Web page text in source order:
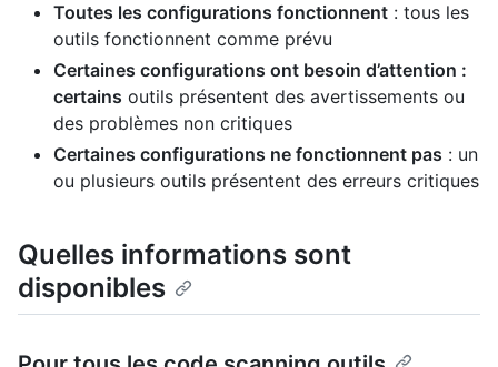
Toutes les configurations fonctionnent : tous les
outils fonctionnent comme prévu
Certaines configurations ont besoin d’attention :
certains outils présentent des avertissements ou
des problèmes non critiques
Certaines configurations ne fonctionnent pas : un
ou plusieurs outils présentent des erreurs critiques
Quelles informations sont
disponibles